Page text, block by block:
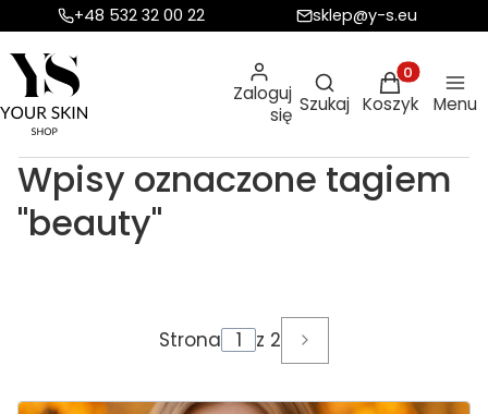
+48 532 32 00 22 sklep@y-s.eu
Zaloguj
się
Otwórz
Szukaj
Produkty w
Koszyk Menu
Wpisy oznaczone tagiem
"beauty"
Strona z 2 Następne wpisy